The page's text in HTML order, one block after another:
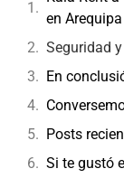
en Arequipa
Seguridad
En
Posts
Si te gustó